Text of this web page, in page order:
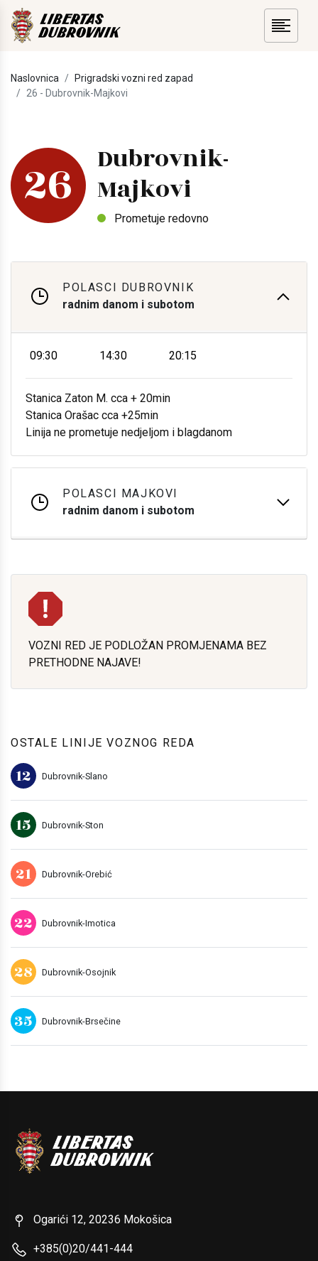
Naslovnica
Prigradski vozni red zapad
26 - Dubrovnik-Majkovi
26
Dubrovnik-
Majkovi
Prometuje redovno
POLASCI DUBROVNIK
radnim danom i subotom
09:30 14:30 20:15
Stanica Zaton M. cca + 20min
Stanica Orašac cca +25min
Linija ne prometuje nedjeljom i blagdanom
POLASCI MAJKOVI
radnim danom i subotom
VOZNI RED JE PODLOŽAN PROMJENAMA BEZ
PRETHODNE NAJAVE!
OSTALE LINIJE VOZNOG REDA
12 Dubrovnik-Slano
15 Dubrovnik-Ston
21 Dubrovnik-Orebić
22 Dubrovnik-Imotica
28 Dubrovnik-Osojnik
35 Dubrovnik-Brsečine
Ogarići 12, 20236 Mokošica
+385(0)20/441-444